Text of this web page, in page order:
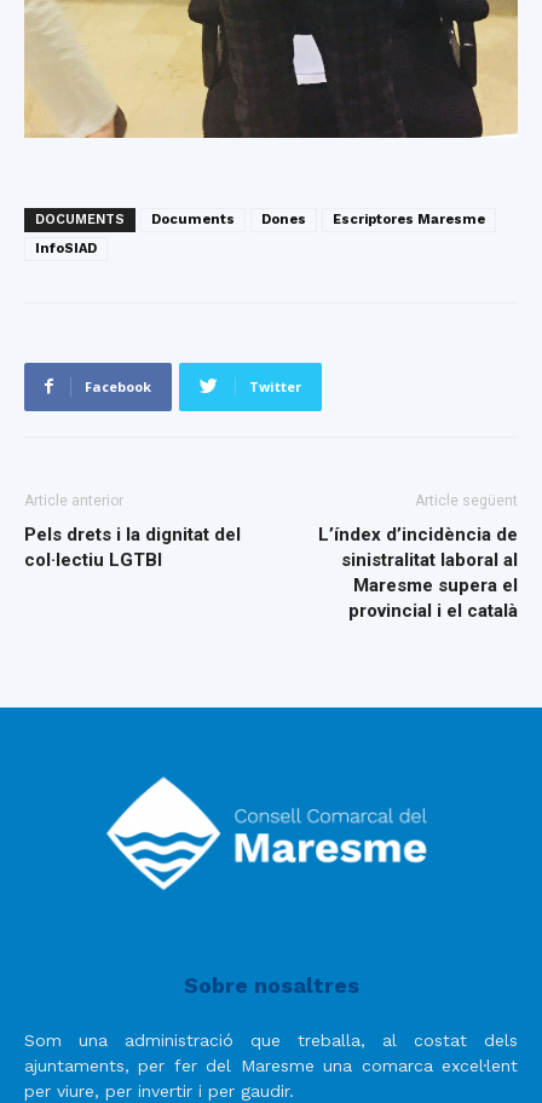
DOCUMENTS Documents Dones
Escriptores Maresme
InfoSIAD
Facebook Twitter
Article anterior
Pels drets i la dignitat del
col·lectiu LGTBI
Article següent
L’índex d’incidència de
sinistralitat laboral al
Maresme supera el
provincial i el català
Sobre nosaltres
Som una administració que treballa, al costat dels
ajuntaments, per fer del Maresme una comarca excel·lent
per viure, per invertir i per gaudir.